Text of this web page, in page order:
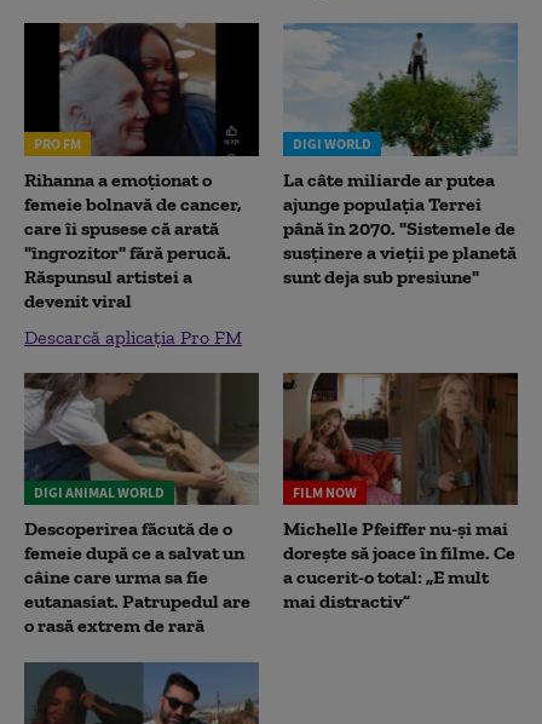
PRO FM
Rihanna a emoționat o
femeie bolnavă de cancer,
care îi spusese că arată
"îngrozitor" fără perucă.
Răspunsul artistei a
devenit viral
Descarcă aplicația Pro FM
DIGI WORLD
La câte miliarde ar putea
ajunge populația Terrei
până în 2070. "Sistemele de
susținere a vieții pe planetă
sunt deja sub presiune"
DIGI ANIMAL WORLD
Descoperirea făcută de o
femeie după ce a salvat un
câine care urma sa fie
eutanasiat. Patrupedul are
o rasă extrem de rară
FILM NOW
Michelle Pfeiffer nu-și mai
dorește să joace în filme. Ce
a cucerit-o total: „E mult
mai distractiv”